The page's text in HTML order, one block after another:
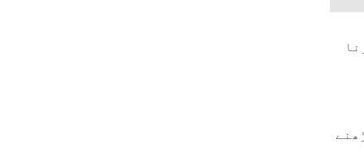
136. قرآن کو پڑھنے